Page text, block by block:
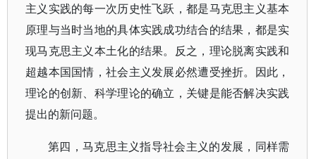
主义实践的每一次历史性飞跃，都是马克思主义基本
原理与当时当地的具体实践成功结合的结果，都是实
现马克思主义本土化的结果。反之，理论脱离实践和
超越本国国情，社会主义发展必然遭受挫折。因此，
理论的创新、科学理论的确立，关键是能否解决实践
提出的新问题。
第四，马克思主义指导社会主义的发展，同样需